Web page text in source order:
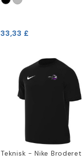
33,33 £
Teknisk - Nike Broderet